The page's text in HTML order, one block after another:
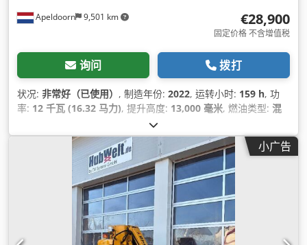
Apeldoorn 9,501 km €28,900
固定价格 不含增值税
询问 拨打
状况: 非常好（已使用） , 制造年份: 2022, 运转小时: 159 h, 功
率: 12 千瓦 (16.32 马力), 提升高度: 13,000 毫米, 燃油类型: 混
小广告